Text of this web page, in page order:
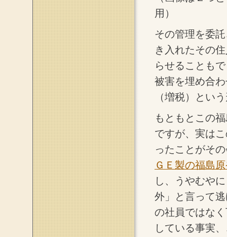
用）
その管理を委
き入れたその
らせることも
被害を埋め合
（増税）とい
もともとこの
ですが、実は
ったことがそ
ＧＥ製の福島
し、うやむや
外」と言って
の社員ではな
している事実